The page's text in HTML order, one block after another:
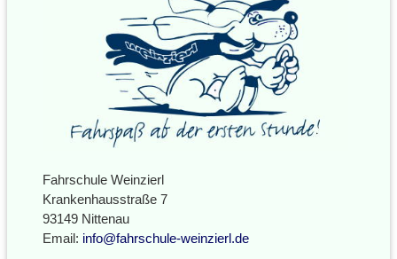
Fahrschule Weinzierl
Krankenhausstraße 7
93149 Nittenau
Email: info@fahrschule-weinzierl.de